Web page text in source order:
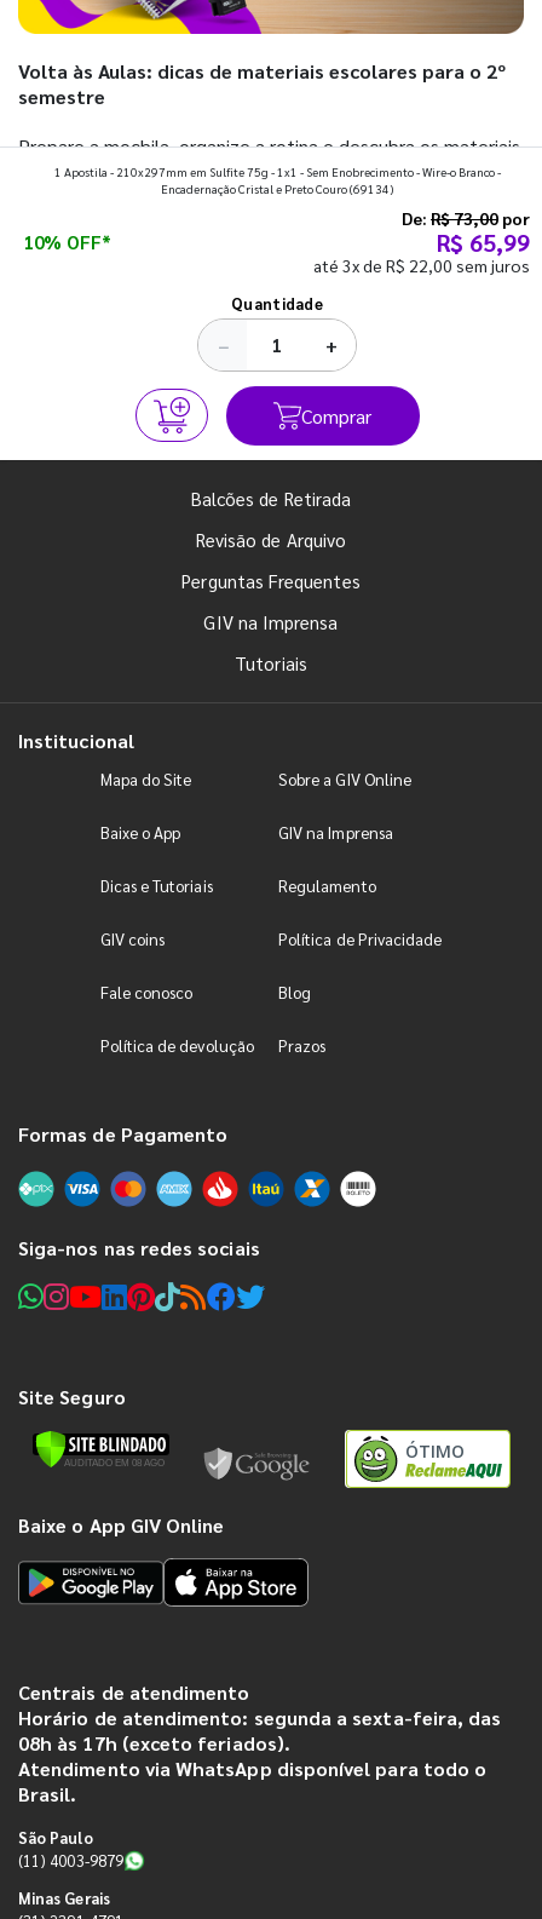
Volta às Aulas: dicas de materiais escolares para o 2º
semestre
Prepare a mochila, organize a rotina e descubra os materiais
que fazem toda diferença para começar o segundo
1 Apostila - 210x297mm em Sulfite 75g - 1x1 - Sem Enobrecimento - Wire-o Branco -
Encadernação Cristal e Preto Couro(69134)
10% OFF*
De: R$ 73,00 por
R$ 65,99
até 3x de R$ 22,00 sem juros
Quantidade
− +
Comprar
Balcões de Retirada
Revisão de Arquivo
Perguntas Frequentes
GIV na Imprensa
Tutoriais
Institucional
Mapa do Site Sobre a GIV Online
Baixe o App GIV na Imprensa
Dicas e Tutoriais Regulamento
GIV coins Política de Privacidade
Fale conosco Blog
Política de devolução Prazos
Formas de Pagamento
Siga-nos nas redes sociais
Site Seguro
ÓTIMO
Baixe o App GIV Online
Centrais de atendimento
Horário de atendimento: segunda a sexta-feira, das
08h às 17h (exceto feriados).
Atendimento via WhatsApp disponível para todo o
Brasil.
São Paulo
(11) 4003-9879
Minas Gerais